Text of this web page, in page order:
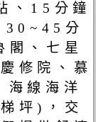
、15分鐘
30~45分
閣、七星
修院、慕
海線海洋
坪)，交